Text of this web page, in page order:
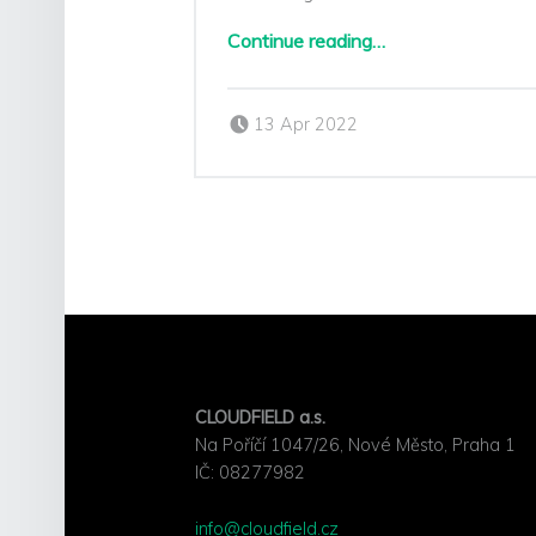
Continue reading…
13 Apr 2022
FOOTER SIDEBAR
CLOUDFIELD a.s.
Na Poříčí 1047/26, Nové Město, Praha 1
IČ: ⁣08277982
info@cloudfield.cz